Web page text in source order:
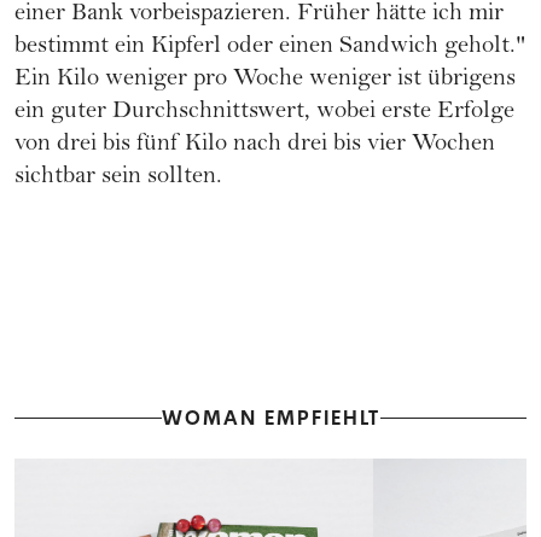
einer Bank vorbeispazieren. Früher hätte ich mir
bestimmt ein Kipferl oder einen Sandwich geholt."
Ein Kilo weniger pro Woche weniger ist übrigens
ein guter Durchschnittswert, wobei erste Erfolge
von drei bis fünf Kilo nach drei bis vier Wochen
sichtbar sein sollten.
WOMAN EMPFIEHLT